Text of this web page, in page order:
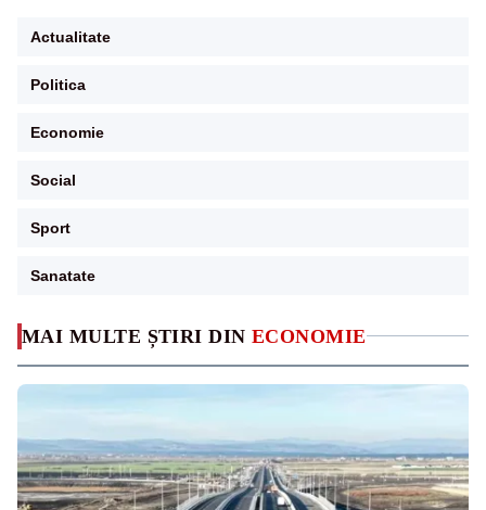
MAI MULTE ȘTIRI DIN ECONOMIE
Actualitate
Politica
Economie
Social
Sport
Sanatate